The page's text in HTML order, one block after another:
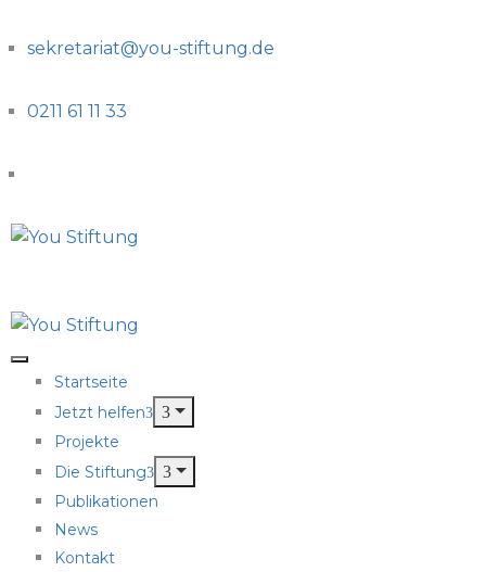
sekretariat@you-stiftung.de
0211 61 11 33
Startseite
Jetzt helfen
Projekte
Die Stiftung
Publikationen
News
Kontakt